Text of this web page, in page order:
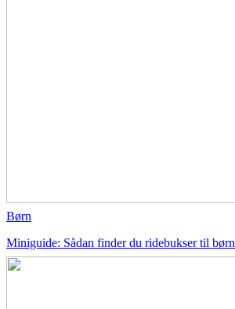
Børn
Miniguide: Sådan finder du ridebukser til børn